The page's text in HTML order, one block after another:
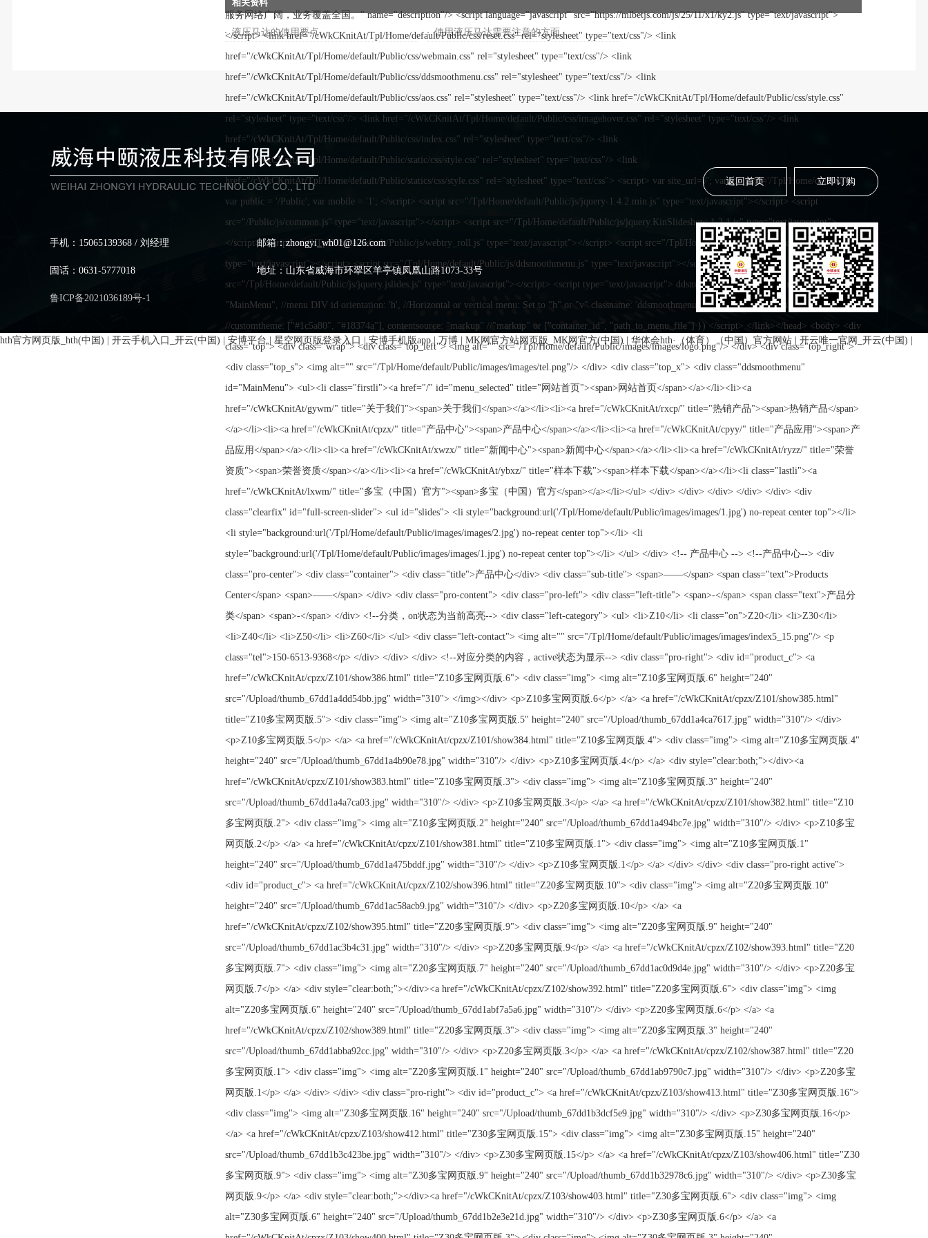
相关资料
液压马达的使用要点 使用液压马达需要注意的方面
返回首页 立即订购
手机：15065139368 / 刘经理 邮箱：zhongyi_wh01@126.com
固话：0631-5777018 地址：山东省威海市环翠区羊亭镇凤凰山路1073-33号
鲁ICP备2021036189号-1
hth官方网页版_hth(中国) | 开云手机入口_开云(中国) | 安博平台 | 星空网页版登录入口 | 安博手机版app | 万博 | MK网官方站网页版_MK网官方(中国) | 华体会hth·（体育）（中国）官方网站 | 开云唯一官网_开云(中国) |